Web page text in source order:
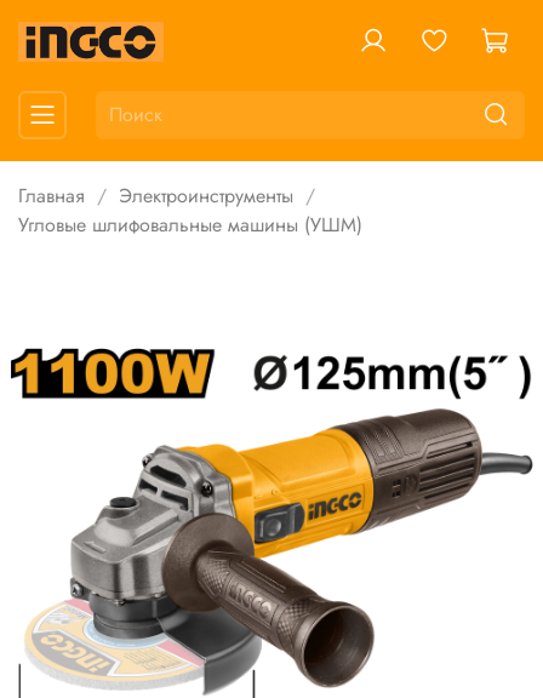
Главная
Электроинструменты
Угловые шлифовальные машины (УШМ)